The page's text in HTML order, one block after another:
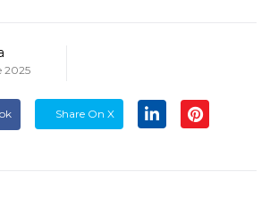
2025
Share On X